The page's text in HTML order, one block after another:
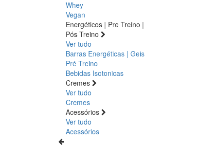
Whey
Vegan
Energéticos | Pre Treino |
Pós Treino
Ver tudo
Barras Energéticas | Geis
Pré Treino
Bebidas Isotonicas
Cremes
Ver tudo
Cremes
Acessórios
Ver tudo
Acessórios